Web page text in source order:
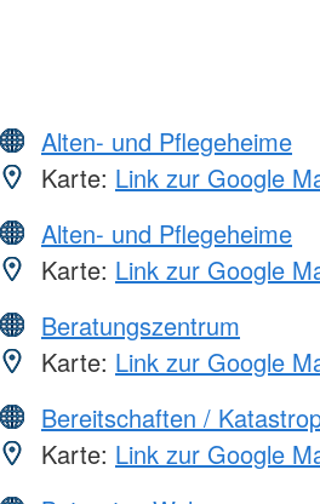
Alten- und Pflegeheime
Karte: Link zur Google
Alten- und Pflegeheime
Karte: Link zur Google
Beratungszentrum
Karte: Link zur Google
Bereitschaften /
Karte: Link zur Google